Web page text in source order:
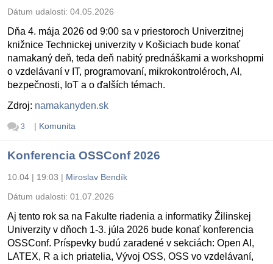
Dátum udalosti: 04.05.2026
Dňa 4. mája 2026 od 9:00 sa v priestoroch Univerzitnej
knižnice Technickej univerzity v Košiciach bude konať
namakaný deň, teda deň nabitý prednáškami a workshopmi
o vzdelávaní v IT, programovaní, mikrokontroléroch, AI,
bezpečnosti, IoT a o ďalších témach.
Zdroj: namakanyden.sk
3 | Komunita
Konferencia OSSConf 2026
10.04 | 19:03 | Miroslav Bendík
Dátum udalosti: 01.07.2026
Aj tento rok sa na Fakulte riadenia a informatiky Žilinskej
Univerzity v dňoch 1-3. júla 2026 bude konať konferencia
OSSConf. Príspevky budú zaradené v sekciách: Open AI,
LATEX, R a ich priatelia, Vývoj OSS, OSS vo vzdelávaní,